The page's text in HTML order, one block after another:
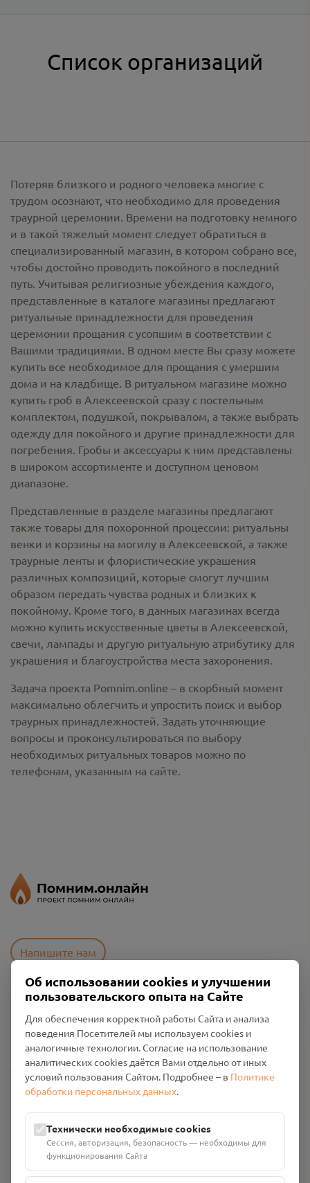
Список организаций
Потеряв близкого и родного человека многие с
трудом осознают, что необходимо для проведения
траурной церемонии. Времени на подготовку немного
и в такой тяжелый момент следует обратиться в
специализированный магазин, в котором собрано все,
чтобы достойно проводить покойного в последний
путь. Учитывая религиозные убеждения каждого,
представленные в каталоге магазины предлагают
ритуальные принадлежности для проведения
церемонии прощания с усопшим в соответствии с
Вашими традициями. В одном месте Вы сразу можете
купить все необходимое для прощания с умершим
дома и на кладбище. В ритуальном магазине можно
купить гроб в Алексеевской сразу с постельным
комплектом, подушкой, покрывалом, а также выбрать
одежду для покойного и другие принадлежности для
погребения. Гробы и аксессуары к ним представлены
в широком ассортименте и доступном ценовом
диапазоне.
Представленные в разделе магазины предлагают
также товары для похоронной процессии: ритуальны
венки и корзины на могилу в Алексеевской, а также
траурные ленты и флористические украшения
различных композиций, которые смогут лучшим
образом передать чувства родных и близких к
покойному. Кроме того, в данных магазинах всегда
можно купить искусственные цветы в Алексеевской,
свечи, лампады и другую ритуальную атрибутику для
украшения и благоустройства места захоронения.
Задача проекта Pomnim.online – в скорбный момент
максимально облегчить и упростить поиск и выбор
траурных принадлежностей. Задать уточняющие
вопросы и проконсультироваться по выбору
необходимых ритуальных товаров можно по
телефонам, указанным на сайте.
Напишите нам
Политика конфиденциальности
Промо-материалы
Настройки cookies
Общество с ограниченной ответственностью «Смоленский
Проект Помним»
ИНН: 6700029207 ОГРН: 1256700001986
Юридический адрес: 216790, Смоленская область, р-н
Руднянский, г. Рудня, улица Западная, д. 26А, пом. 18
Номер счёта: 40702810901130004287 в АО "АЛЬФА-БАНК"
Об использовании cookies и улучшении
пользовательского опыта на Сайте
Для обеспечения корректной работы Сайта и анализа
поведения Посетителей мы используем cookies и
аналогичные технологии. Согласие на использование
аналитических cookies даётся Вами отдельно от иных
условий пользования Сайтом. Подробнее – в Политике
обработки персональных данных.
Технически необходимые cookies
Сессия, авторизация, безопасность — необходимы для
функционирования Сайта